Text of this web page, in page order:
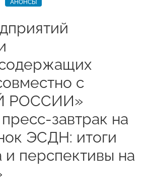
АНОНСЫ
с
РОССИИ»
завтрак на
ЭСДН: итоги
и перспективы на